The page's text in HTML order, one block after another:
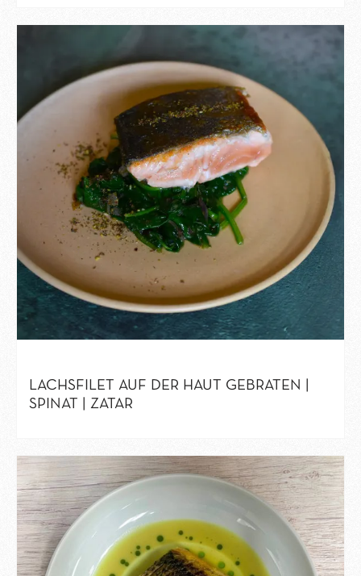
LACHSFILET AUF DER HAUT GEBRATEN |
SPINAT | ZATAR